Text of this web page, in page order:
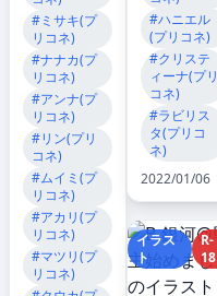
#ミサキ(プ
リコネ)
#ナナカ(プ
リコネ)
#アンナ(プ
リコネ)
#リン(プリ
コネ)
#ムイミ(プ
リコネ)
#アカリ(プ
リコネ)
#マツリ(プ
リコネ)
#ハニエル
(プリコネ)
#クリステ
ィーナ(プリ
コネ)
#ラビリス
タ(プリコ
ネ)
2022/01/06
イラス
ト
R-
18